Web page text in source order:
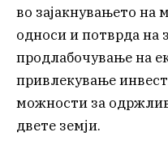
во зајакнувањето на
односи и потврда на
продлабочување на
привлекување
можности за
двете земји.